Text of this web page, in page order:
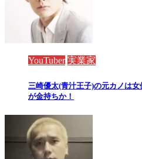
YouTuber 実業家
三崎優太(青汁王子)の元カノは
が金持ちか！